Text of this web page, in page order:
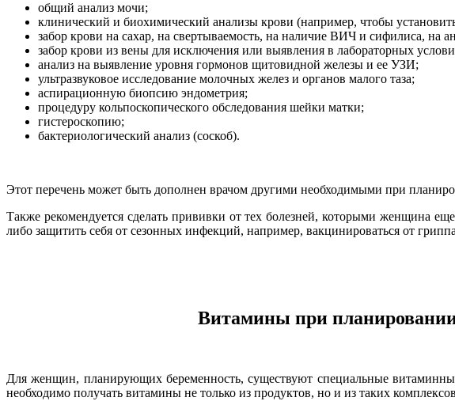
общий анализ мочи;
клинический и биохимический анализы крови (например, чтобы
забор крови на сахар, на свертываемость, на наличие ВИЧ и сифилиса, на
забор крови из вены для исключения или выявления в лабораторных
анализ на выявление уровня гормонов щитовидной железы и ее УЗИ;
ультразвуковое исследование молочных желез и органов малого таза;
аспирационную биопсию эндометрия;
процедуру кольпоскопического обследования шейки матки;
гистероскопию;
бактериологический анализ (соскоб).
Этот перечень может быть дополнен врачом другими необходимыми при
Также рекомендуется сделать прививки от тех болезней, которыми женщина
либо защитить себя от сезонных инфекций, например, вакцинироваться от
Витамины при
Для женщин, планирующих беременность, существуют специальные
необходимо получать витамины не только из продуктов, но и из таких